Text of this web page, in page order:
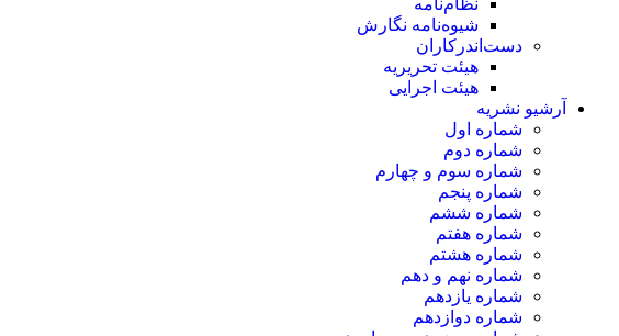
شیوه‌نامه نگارش
دست‌اندرکاران
هیئت تحریریه
هیئت اجرایی
آرشیو نشریه
شماره اول
شماره دوم
شماره سوم و چهارم
شماره پنجم
شماره ششم
شماره هفتم
شماره هشتم
شماره نهم و دهم
شماره یازدهم
شماره دوازدهم